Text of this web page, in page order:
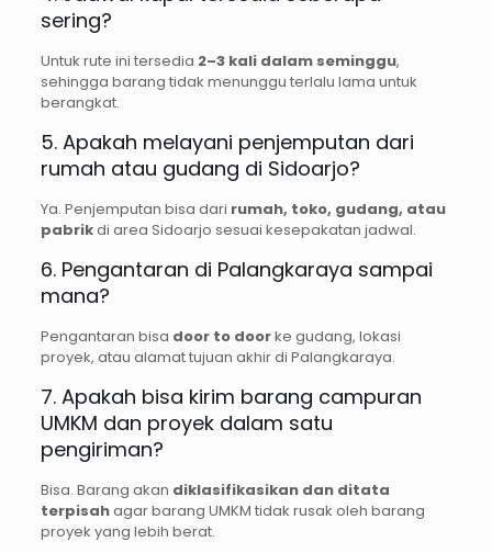
sering?
Untuk rute ini tersedia 2–3 kali dalam seminggu,
sehingga barang tidak menunggu terlalu lama untuk
berangkat.
5. Apakah melayani penjemputan dari
rumah atau gudang di Sidoarjo?
Ya. Penjemputan bisa dari rumah, toko, gudang, atau
pabrikdi area Sidoarjo sesuai kesepakatan jadwal.
6. Pengantaran di Palangkaraya sampai
mana?
Pengantaran bisa door to doorke gudang, lokasi
proyek, atau alamat tujuan akhir di Palangkaraya.
7. Apakah bisa kirim barang campuran
UMKM dan proyek dalam satu
pengiriman?
Bisa. Barang akan diklasifikasikan dan ditata
terpisahagar barang UMKM tidak rusak oleh barang
proyek yang lebih berat.